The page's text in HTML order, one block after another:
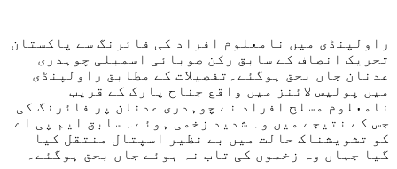
راولپنڈی میں نامعلوم افراد کی فائرنگ سے پاکستان
تحریک انصاف کے سابق رکن صوبائی اسمبلی چوہدری
عدنان جاں بحق ہوگئے۔تفصیلات کے مطابق راولپنڈی
میں پولیس لائنز میں واقع جناح پارک کے قریب
نامعلوم مسلح افراد نے چوہدری عدنان پر فائرنگ کی
جس کے نتیجے میں وہ شدید زخمی ہوئے۔ سابق ایم پی اے
کو تشویشناک حالت میں بے نظیر اسپتال منتقل کیا
گیا جہاں وہ زخموں کی تاب نہ ہوئے جاں بحق ہوگئے۔